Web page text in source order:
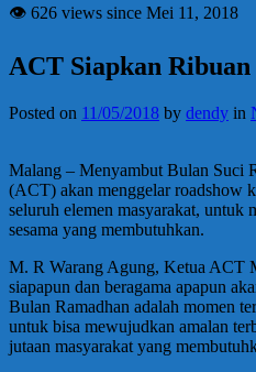
👁 626 views since Mei 11, 2018
ACT Siapkan
Posted on 11/05/2018 by dendy in
Malang – Menyambut Bulan Suci
(ACT) akan menggelar roadshow
seluruh elemen masyarakat, untuk
sesama yang membutuhkan.
M. R Warang Agung, Ketua ACT
siapapun dan beragama apapun
Bulan Ramadhan adalah momen
untuk bisa mewujudkan amalan
jutaan masyarakat yang